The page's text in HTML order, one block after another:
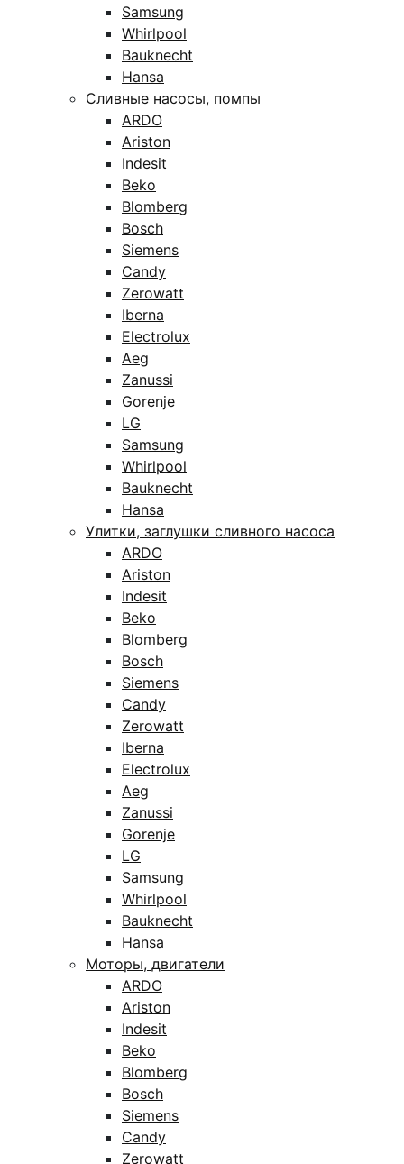
Samsung
Whirlpool
Bauknecht
Hansa
Сливные насосы, помпы
ARDO
Ariston
Indesit
Beko
Blomberg
Bosch
Siemens
Candy
Zerowatt
Iberna
Electrolux
Aeg
Zanussi
Gorenje
LG
Samsung
Whirlpool
Bauknecht
Hansa
Улитки, заглушки сливного насоса
ARDO
Ariston
Indesit
Beko
Blomberg
Bosch
Siemens
Candy
Zerowatt
Iberna
Electrolux
Aeg
Zanussi
Gorenje
LG
Samsung
Whirlpool
Bauknecht
Hansa
Моторы, двигатели
ARDO
Ariston
Indesit
Beko
Blomberg
Bosch
Siemens
Candy
Zerowatt